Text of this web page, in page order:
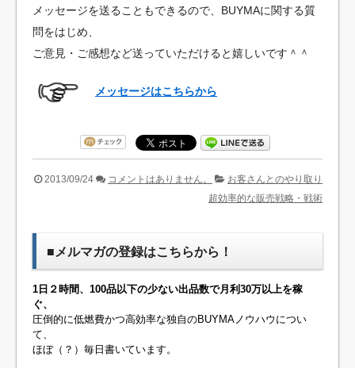
メッセージを送ることもできるので、BUYMAに関する質
問をはじめ、
ご意見・ご感想など送っていただけると嬉しいです＾＾
メッセージはこちらから
2013/09/24 コメントはありません。
お客さんとのやり取り
超効率的な販売戦略・戦術
■メルマガの登録はこちらから！
1日２時間、100品以下の少ない出品数で月利30万以上を稼
ぐ、
圧倒的に低燃費かつ高効率な独自のBUYMAノウハウについ
て、
ほぼ（？）毎日書いています。